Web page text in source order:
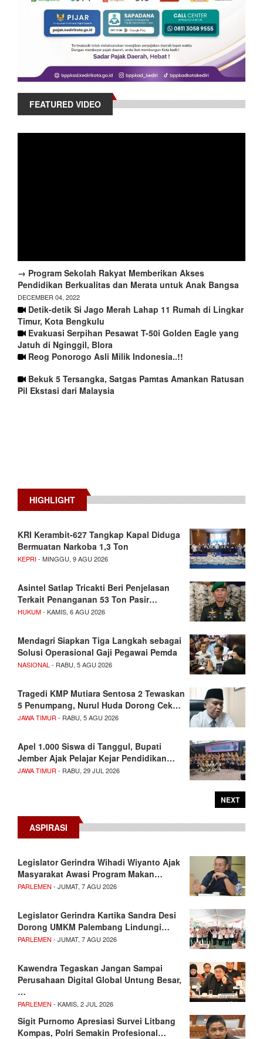
FEATURED VIDEO
→ Program Sekolah Rakyat Memberikan Akses
Pendidikan Berkualitas dan Merata untuk Anak Bangsa
DECEMBER 04, 2022
Detik-detik Si Jago Merah Lahap 11 Rumah di Lingkar
Timur, Kota Bengkulu
Evakuasi Serpihan Pesawat T-50i Golden Eagle yang
Jatuh di Nginggil, Blora
Reog Ponorogo Asli Milik Indonesia..!!
Bekuk 5 Tersangka, Satgas Pamtas Amankan Ratusan
Pil Ekstasi dari Malaysia
HIGHLIGHT
KRI Kerambit-627 Tangkap Kapal Diduga
Bermuatan Narkoba 1,3 Ton
KEPRI- MINGGU, 9 AGU 2026
Asintel Satlap Tricakti Beri Penjelasan
Terkait Penanganan 53 Ton Pasir…
HUKUM- KAMIS, 6 AGU 2026
Mendagri Siapkan Tiga Langkah sebagai
Solusi Operasional Gaji Pegawai Pemda
NASIONAL - RABU, 5 AGU 2026
Tragedi KMP Mutiara Sentosa 2 Tewaskan
5 Penumpang, Nurul Huda Dorong Cek…
JAWA TIMUR - RABU, 5 AGU 2026
Apel 1.000 Siswa di Tanggul, Bupati
Jember Ajak Pelajar Kejar Pendidikan…
JAWA TIMUR - RABU, 29 JUL 2026
NEXT
ASPIRASI
Legislator Gerindra Wihadi Wiyanto Ajak
Masyarakat Awasi Program Makan…
PARLEMEN - JUMAT, 7 AGU 2026
Legislator Gerindra Kartika Sandra Desi
Dorong UMKM Palembang Lindungi…
PARLEMEN - JUMAT, 7 AGU 2026
Kawendra Tegaskan Jangan Sampai
Perusahaan Digital Global Untung Besar,
…
PARLEMEN - KAMIS, 2 JUL 2026
Sigit Purnomo Apresiasi Survei Litbang
Kompas, Polri Semakin Profesional…